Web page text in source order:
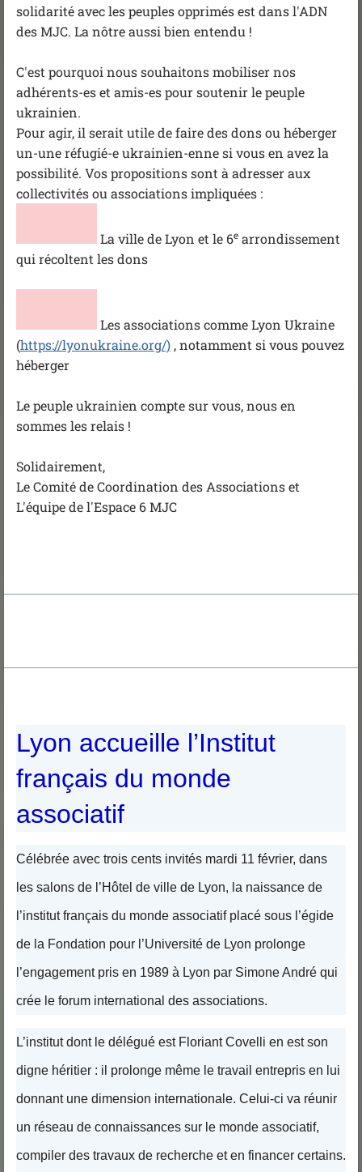
solidarité avec les peuples opprimés est dans l'ADN
des MJC. La nôtre aussi bien entendu !
C'est pourquoi nous souhaitons mobiliser nos
adhérents-es et amis-es pour soutenir le peuple
ukrainien.
Pour agir, il serait utile de faire des dons ou héberger
un-une réfugié-e ukrainien-enne si vous en avez la
possibilité. Vos propositions sont à adresser aux
collectivités ou associations impliquées :
La ville de Lyon et le 6e arrondissement
qui récoltent les dons
Les associations comme Lyon Ukraine
(https://lyonukraine.org/) , notamment si vous pouvez
héberger
Le peuple ukrainien compte sur vous, nous en
sommes les relais !
Solidairement,
Le Comité de Coordination des Associations et
L'équipe de l'Espace 6 MJC
Lyon accueille l’Institut
français du monde
associatif
Célébrée avec trois cents invités mardi 11 février, dans
les salons de l’Hôtel de ville de Lyon, la naissance de
l’institut français du monde associatif placé sous l’égide
de la Fondation pour l’Université de Lyon prolonge
l’engagement pris en 1989 à Lyon par Simone André qui
crée le forum international des associations.
L’institut dont le délégué est Floriant Covelli en est son
digne héritier : il prolonge même le travail entrepris en lui
donnant une dimension internationale. Celui-ci va réunir
un réseau de connaissances sur le monde associatif,
compiler des travaux de recherche et en financer certains.